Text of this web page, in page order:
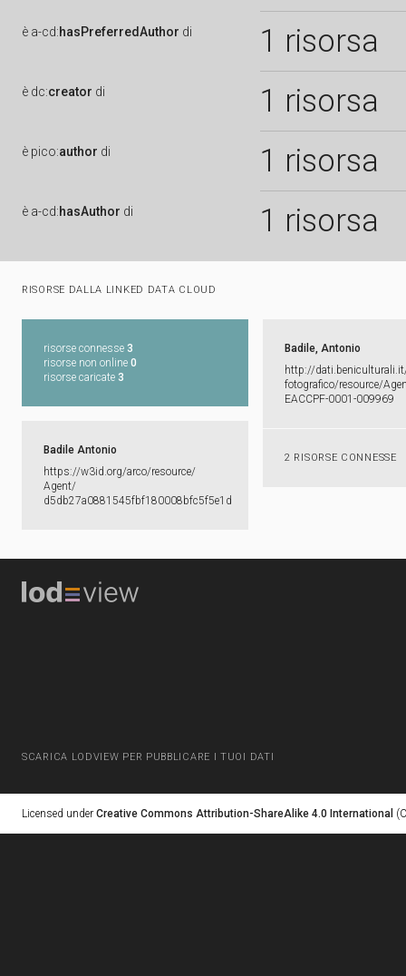
è a-cd:hasPreferredAuthor di 1 risorsa
è dc:creator di 1 risorsa
è pico:author di 1 risorsa
è a-cd:hasAuthor di 1 risorsa
RISORSE DALLA LINKED DATA CLOUD
risorse connesse 3
risorse non online 0
risorse caricate 3
Badile, Antonio
http:​/​/​
fotografico/​resource/​
EACCPF-​0001-​009969
2 RISORSE CONNESSE
Badile Antonio
https:​/​/​w3id.​org/​arco/​resource/​
Agent/​
d5db27a0881545fbf180008bfc5f5e1d
SCARICA LODVIEW PER PUBBLICARE I TUOI DATI
Licensed under Creative Commons Attribution-ShareAlike 4.0 International